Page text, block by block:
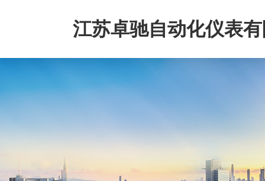
江苏卓驰自动化仪表